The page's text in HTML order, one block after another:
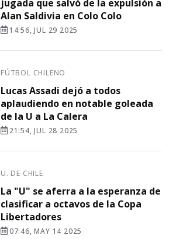
jugada que salvó de la expulsión a
Alan Saldivia en Colo Colo
14:56, JUL 29 2025
FÚTBOL CHILENO
Lucas Assadi dejó a todos
aplaudiendo en notable goleada
de la U a La Calera
21:54, JUL 28 2025
U. DE CHILE
La "U" se aferra a la esperanza de
clasificar a octavos de la Copa
Libertadores
07:46, MAY 14 2025